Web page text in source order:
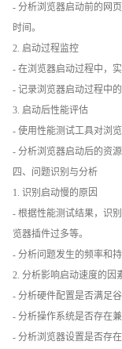
- 分析浏览器启动前的网
时间。
2. 启动过程监控
- 在浏览器启动过程中，
- 记录浏览器启动过程中
3. 启动后性能评估
- 使用性能测试工具对浏
- 分析浏览器启动后的资
四、问题识别与分析
1. 识别启动慢的原因
- 根据性能测试结果，识
览器插件过多等。
- 分析问题发生的频率和
2. 分析影响启动速度的因
- 分析硬件配置是否满足
- 分析操作系统是否存在
- 分析浏览器设置是否存